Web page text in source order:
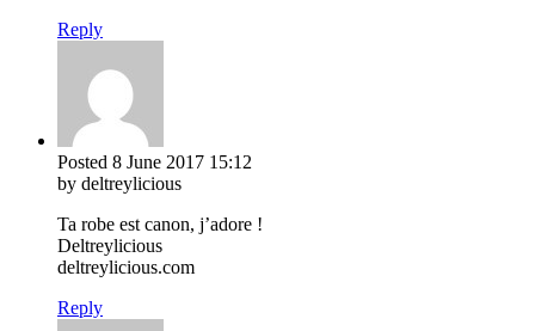
Reply
Posted 8 June 2017 15:12
by deltreylicious
Ta robe est canon, j’adore !
Deltreylicious
deltreylicious.com
Reply